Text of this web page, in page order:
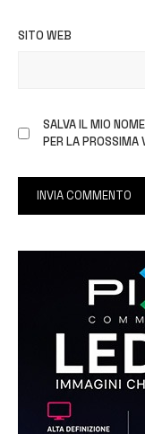
SITO WEB
SALVA IL MIO
PER LA PROSSIMA